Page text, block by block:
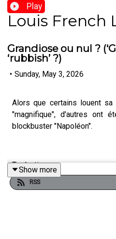
Play
Louis French
Grandiose ou nul ?
‘rubbish’ ?)
• Sunday, May 3, 2026
Alors que certains louent sa
"magnifique", d'autres ont
blockbuster "Napoléon".
Traduction :
While some point to its
Show more
RSS